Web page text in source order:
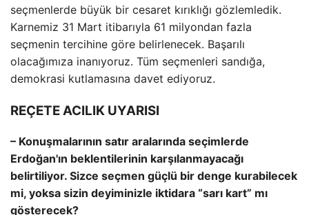
seçmenlerde büyük bir cesaret kırıklığı gözlemledik.
Karnemiz 31 Mart itibarıyla 61 milyondan fazla
seçmenin tercihine göre belirlenecek. Başarılı
olacağımıza inanıyoruz. Tüm seçmenleri sandığa,
demokrasi kutlamasına davet ediyoruz.
REÇETE ACILIK UYARISI
– Konuşmalarının satır aralarında seçimlerde
Erdoğan'ın beklentilerinin karşılanmayacağı
belirtiliyor. Sizce seçmen güçlü bir denge kurabilecek
mi, yoksa sizin deyiminizle iktidara “sarı kart” mı
gösterecek?